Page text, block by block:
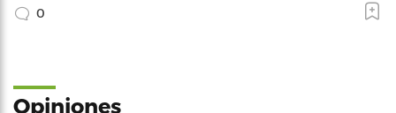
0
Opiniones